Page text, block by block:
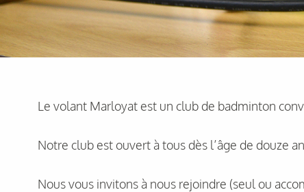
Le volant Marloyat est un club de badminton
Notre club est ouvert à tous dès l’âge de douze
Nous vous invitons à nous rejoindre (seul ou